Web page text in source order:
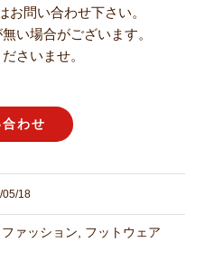
お問い合わせ下さい。
い場合がございます。
さいませ。
わせ
05/18
ファッション, フットウェア